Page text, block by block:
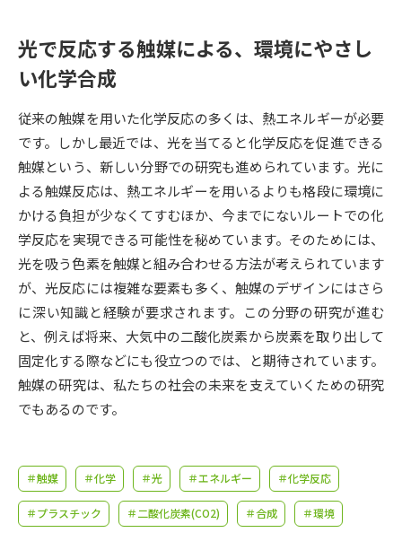
受験準備 資料検索
志望校・出願校を調べる
併願校選び 受験スケジュールを立てよう
先輩が入学を決めた理由 テレメール全国一斉進学調査
新生活お役立ちガイド
学問発見 学問検索
大学で学びたい学問発見
学問のミニ講義「夢ナビ講義」 学問分野解説
学問の教科書 夢ナビライブ
光で反応する触媒による、環境にやさし
い化学合成
従来の触媒を用いた化学反応の多くは、熱エネルギーが必要
です。しかし最近では、光を当てると化学反応を促進できる
触媒という、新しい分野での研究も進められています。光に
よる触媒反応は、熱エネルギーを用いるよりも格段に環境に
かける負担が少なくてすむほか、今までにないルートでの化
学反応を実現できる可能性を秘めています。そのためには、
光を吸う色素を触媒と組み合わせる方法が考えられています
が、光反応には複雑な要素も多く、触媒のデザインにはさら
に深い知識と経験が要求されます。この分野の研究が進む
と、例えば将来、大気中の二酸化炭素から炭素を取り出して
固定化する際などにも役立つのでは、と期待されています。
触媒の研究は、私たちの社会の未来を支えていくための研究
でもあるのです。
＃触媒 ＃化学 ＃光 ＃エネルギー ＃化学反応
＃プラスチック ＃二酸化炭素(CO2) ＃合成 ＃環境